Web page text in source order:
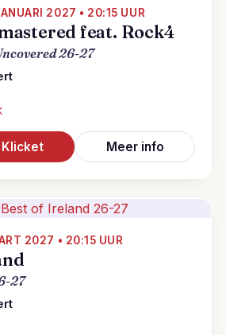
2027 • 20:15 UUR
feat. Rock4
26-27
Meer info
2027 • 20:15 UUR
27